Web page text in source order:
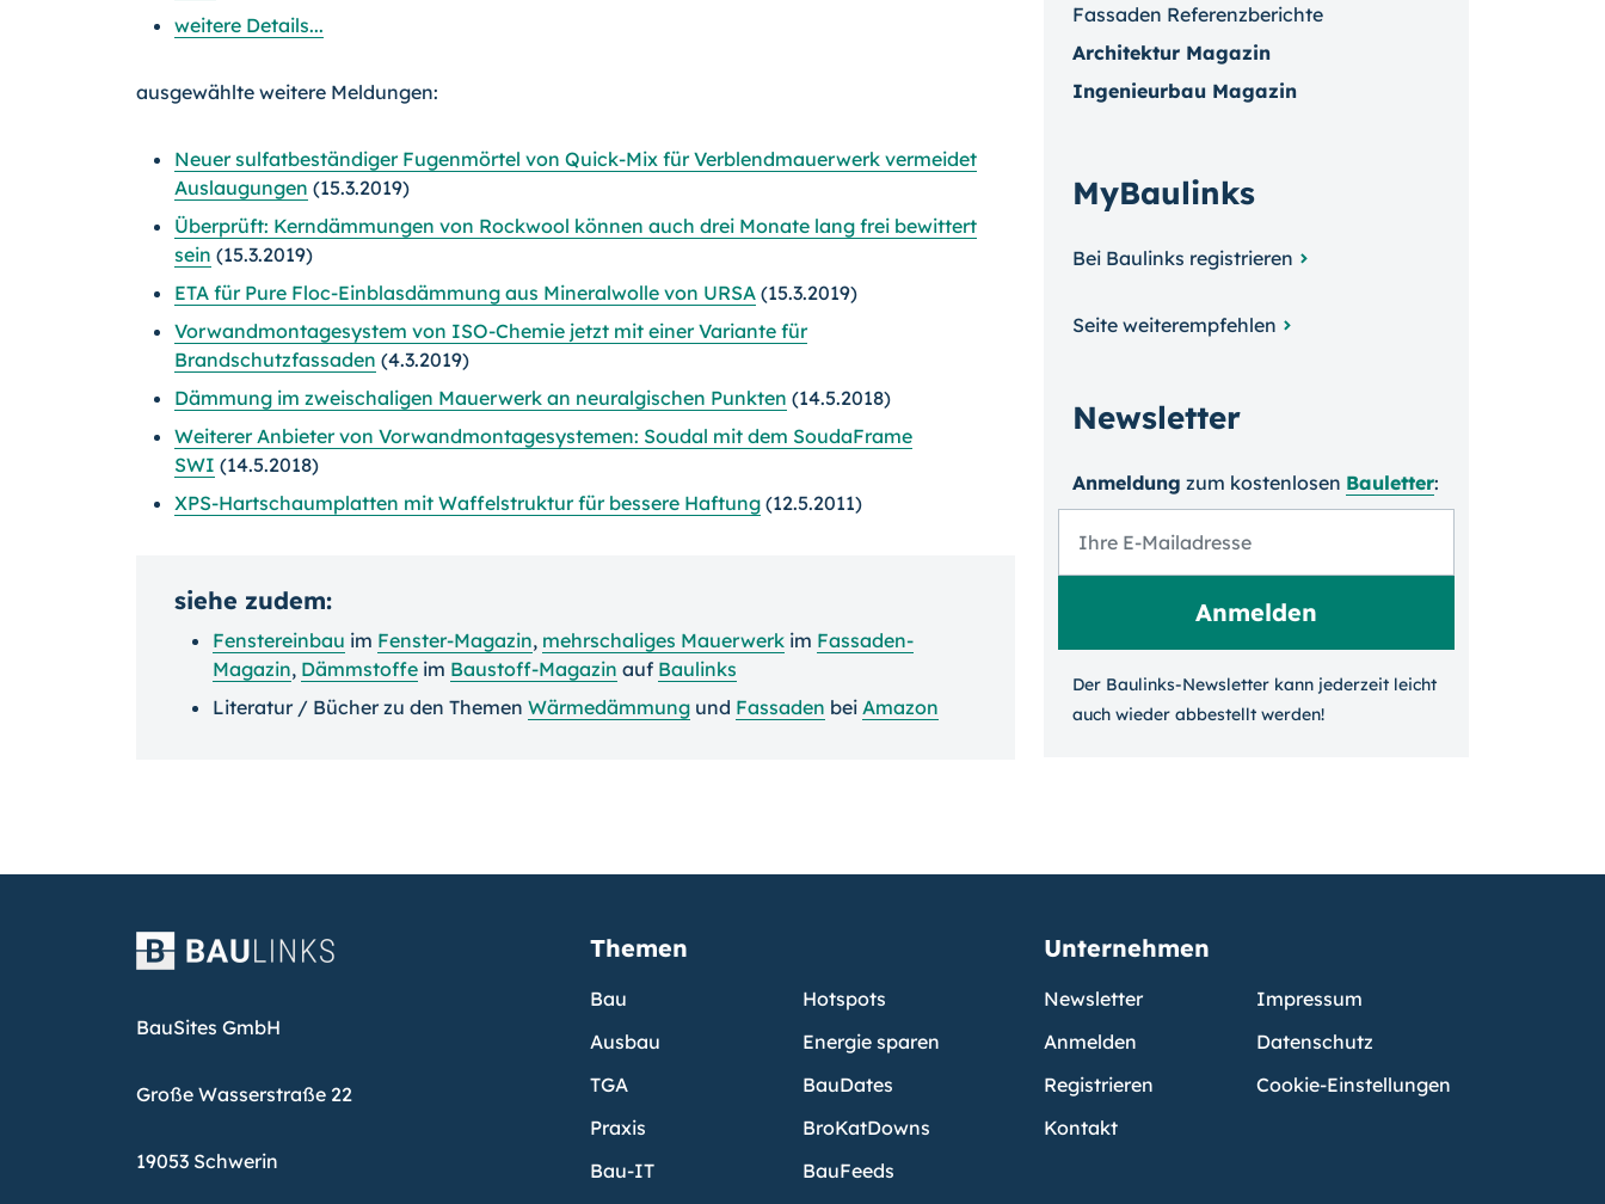
weitere Details...
ausgewählte weitere Meldungen:
Neuer sulfatbeständiger Fugenmörtel von Quick-Mix für Verblendmauerwerk vermeidet
Auslaugungen (15.3.2019)
Überprüft: Kerndämmungen von Rockwool können auch drei Monate lang frei bewittert
sein (15.3.2019)
ETA für Pure Floc-Einblasdämmung aus Mineralwolle von URSA (15.3.2019)
Vorwandmontagesystem von ISO-Chemie jetzt mit einer Variante für
Brandschutzfassaden (4.3.2019)
Dämmung im zweischaligen Mauerwerk an neuralgischen Punkten (14.5.2018)
Weiterer Anbieter von Vorwandmontagesystemen: Soudal mit dem SoudaFrame
SWI (14.5.2018)
XPS-Hartschaumplatten mit Waffelstruktur für bessere Haftung (12.5.2011)
siehe zudem:
Fenstereinbau im Fenster-Magazin, mehrschaliges Mauerwerk im Fassaden-
Magazin, Dämmstoffe im Baustoff-Magazin auf Baulinks
Literatur / Bücher zu den Themen Wärmedämmung und Fassaden bei Amazon
Fassaden Referenzberichte
Architektur Magazin
Ingenieurbau Magazin
MyBaulinks
Bei Baulinks registrieren
Seite weiterempfehlen
Newsletter
Anmeldung zum kosten­losen Bauletter:
Der Baulinks-Newsletter kann jeder­zeit leicht
auch wieder ab­bestellt werden!
BauSites GmbH
Große Wasserstraße 22
19053 Schwerin
Themen
Bau
Ausbau
TGA
Praxis
Bau-IT
Hotspots
Energie sparen
BauDates
BroKatDowns
BauFeeds
Unternehmen
Newsletter
Anmelden
Registrieren
Kontakt
Impressum
Datenschutz
Cookie-Einstellungen